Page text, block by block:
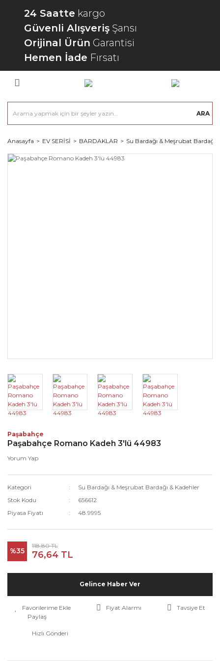
24 Saatte kargo
Güvenli Alışveriş Şansı
Orijinal Ürün Garantisi
Hemen İade Fırsatı
ARA
Anasayfa EV SERİSİ BARDAKLAR Su Bardağı & Meşrubat Bardağı
Paşabahçe
Paşabahçe Romano Kadeh 3'lü 44983
Yorum Yap
Kategori
Su Bardağı & Meşrubat Bardağı & Kadehler
Stok Kodu
656612
Piyasa Fiyatı
48.9995
%35
118,80 TL
76,64 TL
Gelince Haber Ver
Fiyat Alarmı
Tavsiye Et
Paylaş
Hızlı Gönderi